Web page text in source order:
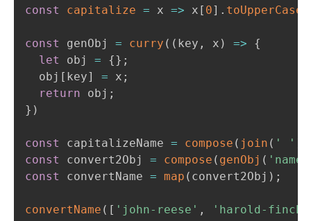
const capitalize = x => x [ 0] . toUpperCase
const genObj = curry ( ( key , x ) =>
{
let obj = {} ;
  obj
[ key] = x ;
return obj ;
} )
const capitalizeName = compose ( join ( ' '
const convert2Obj = compose ( genObj ( 'name'
const convertName = map ( convert2Obj ) ;
convertName ( [ 'john-reese' , 'harold-finch'